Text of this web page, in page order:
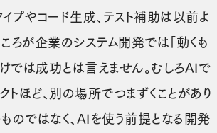
プやコード生成、テスト補助は以前よ
ころが企業のシステム開発では「動くも
では成功とは言えません。むしろAIで
トほど、別の場所でつまずくことがあり
のではなく、AIを使う前提となる開発